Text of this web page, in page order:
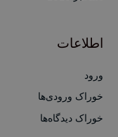
اطلاعات
ورود
خوراک ورودی‌ها
خوراک دیدگاه‌ها